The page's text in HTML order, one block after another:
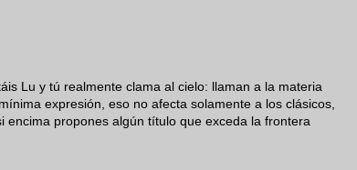
Lu y tú realmente clama al cielo: llaman a la materia
expresión, eso no afecta solamente a los clásicos,
propones algún título que exceda la frontera